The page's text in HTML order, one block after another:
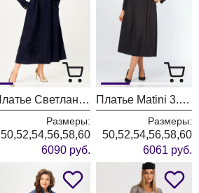
Платье Светлана-Стиль 2358 синий
Размеры:
50,52,54,56,58,60
6090 руб.
Платье Matini 3.1808/1 черный
Размеры:
50,52,54,56,58,60
6061 руб.